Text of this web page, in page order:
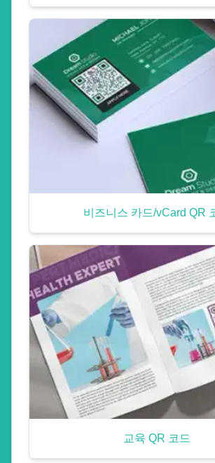
비즈니스 카드/vCard QR
교육 QR 코드